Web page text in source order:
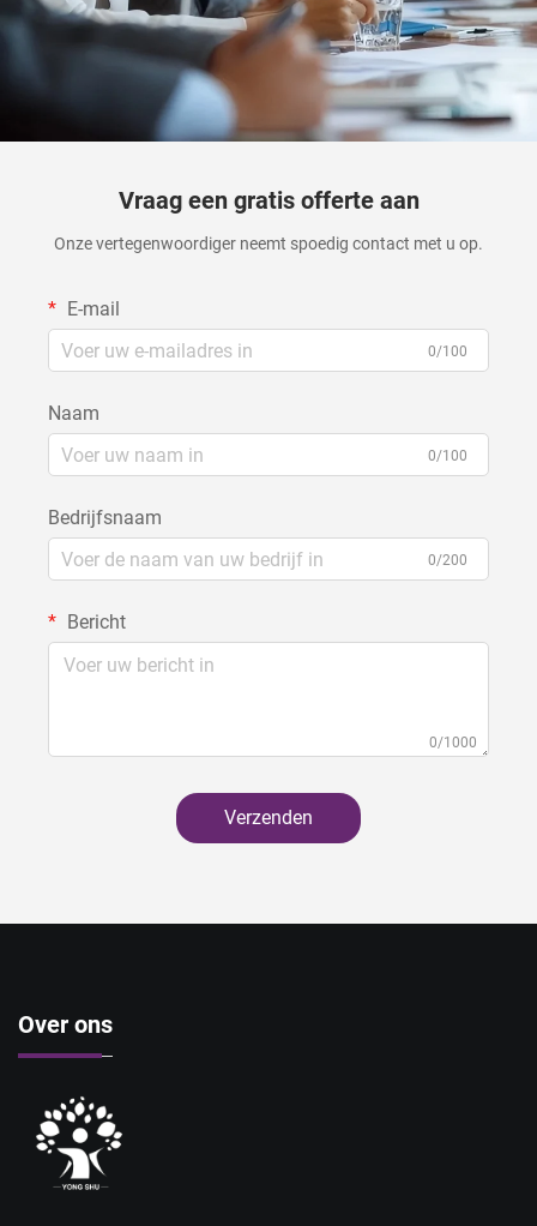
Vraag een gratis offerte aan
Onze vertegenwoordiger neemt spoedig contact met u op.
E-mail
0/100
Naam
0/100
Bedrijfsnaam
0/200
Bericht
0/1000
Verzenden
Over ons